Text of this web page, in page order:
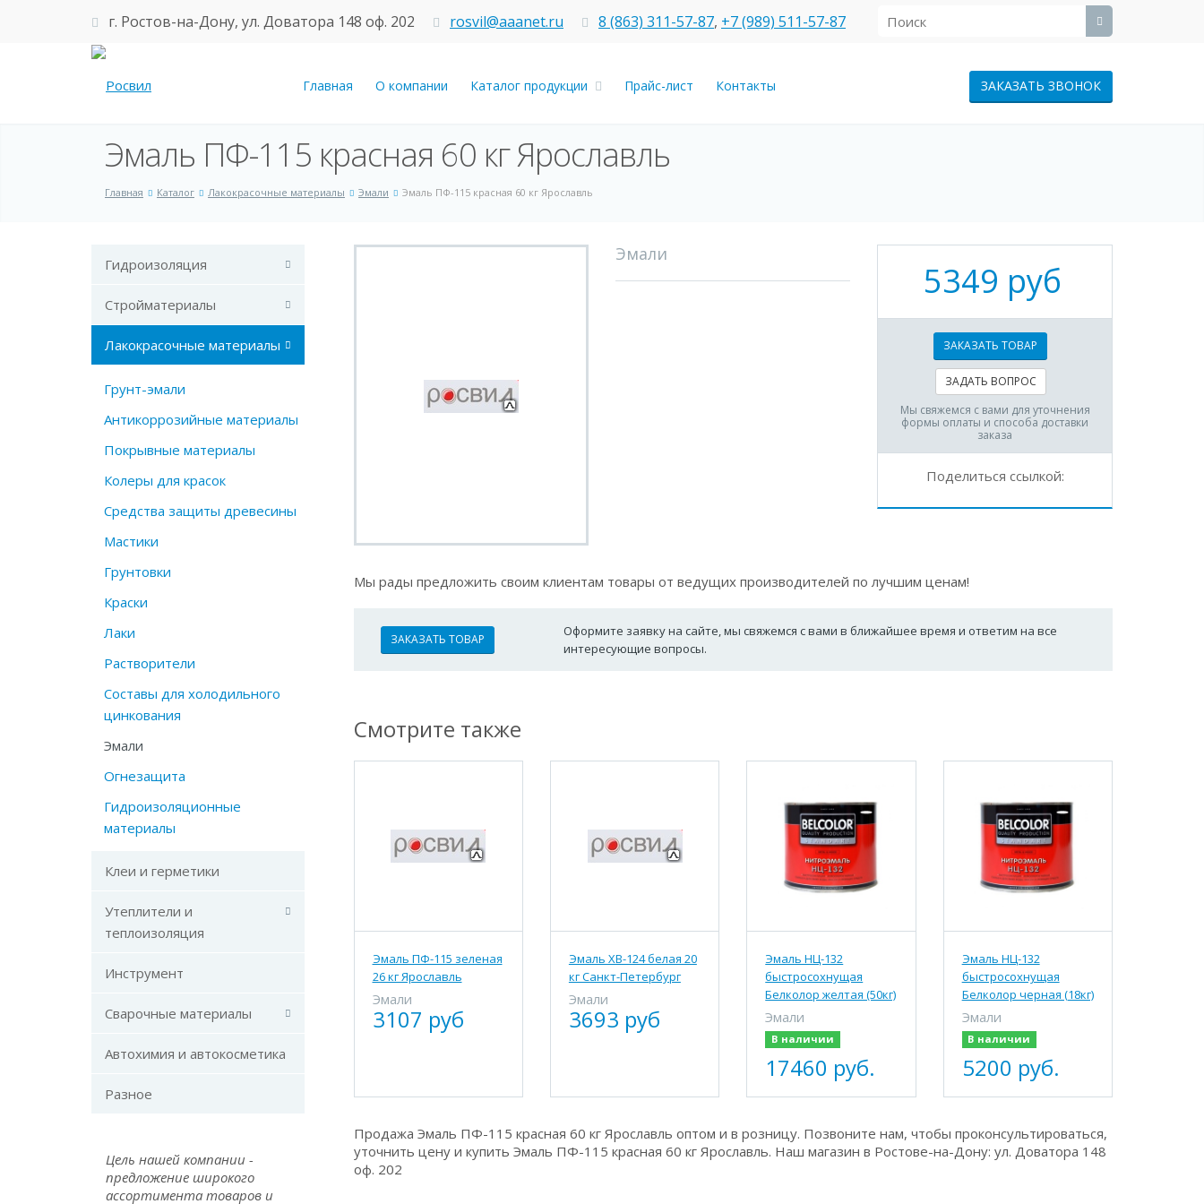
г. Ростов-на-Дону, ул. Доватора 148 оф. 202 rosvil@aaanet.ru 8 (863) 311-57-87, +7 (989) 511-57-87
Главная О компании Каталог продукции Прайс-лист Контакты ЗАКАЗАТЬ ЗВОНОК
Эмаль ПФ-115 красная 60 кг Ярославль
Главная Каталог Лакокрасочные материалы Эмали Эмаль ПФ-115 красная 60 кг Ярославль
Гидроизоляция
Стройматериалы
Лакокрасочные материалы
Грунт-эмали
Антикоррозийные материалы
Покрывные материалы
Колеры для красок
Средства защиты древесины
Мастики
Грунтовки
Краски
Лаки
Растворители
Составы для холодильного
цинкования
Эмали
Огнезащита
Гидроизоляционные
материалы
Клеи и герметики
Утеплители и
теплоизоляция
Инструмент
Сварочные материалы
Автохимия и автокосметика
Разное
Цель нашей компании -
предложение широкого
ассортимента товаров и
Эмали
5349 руб
ЗАКАЗАТЬ ТОВАР
ЗАДАТЬ ВОПРОС
Мы свяжемся с вами для уточнения
формы оплаты и способа доставки
заказа
Поделиться ссылкой:
Мы рады предложить своим клиентам товары от ведущих производителей по лучшим ценам!
ЗАКАЗАТЬ ТОВАР
Оформите заявку на сайте, мы свяжемся с вами в ближайшее время и ответим на все
интересующие вопросы.
Смотрите также
Эмаль ПФ-115 зеленая
26 кг Ярославль
Эмали
3107 руб
Эмаль ХВ-124 белая 20
кг Санкт-Петербург
Эмали
3693 руб
Эмаль НЦ-132
быстросохнущая
Белколор желтая (50кг)
Эмали
В наличии
17460 руб.
Эмаль НЦ-132
быстросохнущая
Белколор черная (18кг)
Эмали
В наличии
5200 руб.
Продажа Эмаль ПФ-115 красная 60 кг Ярославль оптом и в розницу. Позвоните нам, чтобы проконсультироваться,
уточнить цену и купить Эмаль ПФ-115 красная 60 кг Ярославль. Наш магазин в Ростове-на-Дону: ул. Доватора 148
оф. 202